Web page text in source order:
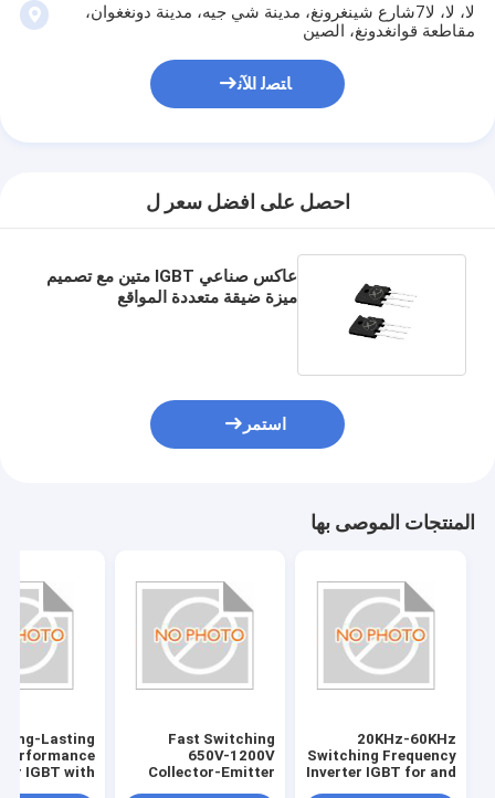
لا، لا، لا7شارع شينغرونغ، مدينة شي جيه، مدينة دونغغوان،
مقاطعة قوانغدونغ، الصين
ﺎﺘﺼﻟ ﺍﻶﻧ
احصل على افضل سعر ل
عاكس صناعي IGBT متين مع تصميم
ميزة ضيقة متعددة المواقع
استمر
المنتجات الموصى بها
20KHz-60KHz
Switching Frequency
Inverter IGBT for and
Fast Switching
650V-1200V
Collector-Emitter
Lasting
Performance
IGBT with